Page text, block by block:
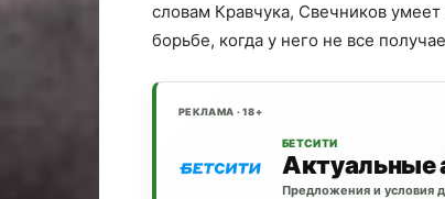
словам Кравчука, Свечников
борьбе, когда у него не все
РЕКЛАМА · 18+
БЕТСИТИ
Актуальные
Предложения и условия